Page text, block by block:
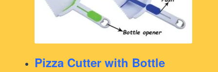
Pizza Cutter with Bottle